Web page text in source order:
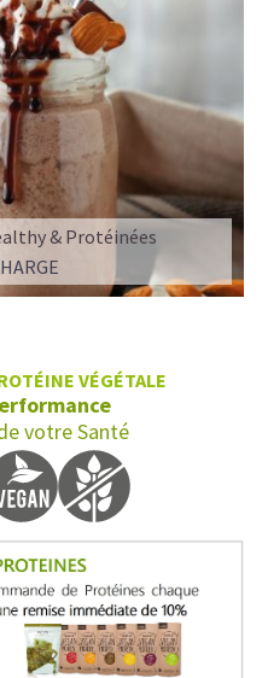
& Protéinées
VÉGÉTALE
votre Santé